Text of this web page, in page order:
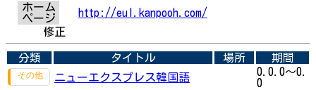
ホーム
ページ
http://eul.kanpooh.com/
修正
分類 タイトル 場所
期間
ニューエクスプレス韓国語
0.0.0～0.
0